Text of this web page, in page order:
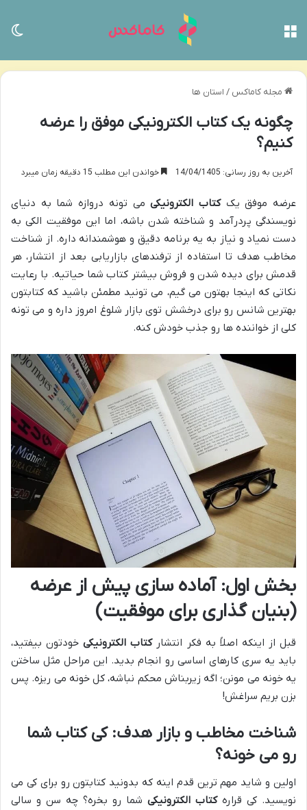
مجله کاماکس / استان ها
چگونه یک کتاب الکترونیکی موفق را عرضه
کنیم؟
آخرین به روز رسانی: 14/04/1405 خواندن این مطلب 15 دقیقه زمان میبرد
عرضه موفق یککتاب الکترونیکیمی تونه دروازه شما به دنیای
نویسندگی پردرآمد و شناخته شدن باشه، اما این موفقیت الکی به
دست نمیاد و نیاز به یه برنامه دقیق و هوشمندانه داره. از شناخت
مخاطب هدف تا استفاده از ترفندهای بازاریابی بعد از انتشار، هر
قدمش برای دیده شدن و فروش بیشتر کتاب شما حیاتیه. با رعایت
نکاتی که اینجا بهتون می گیم، می تونید مطمئن باشید که کتابتون
بهترین شانس رو برای درخشش توی بازار شلوغ امروز داره و می تونه
کلی از خواننده ها رو جذب خودش کنه.
بخش اول: آماده سازی پیش از عرضه
(بنیان گذاری برای موفقیت)
قبل از اینکه اصلاً به فکر انتشارکتاب الکترونیکیخودتون بیفتید،
باید یه سری کارهای اساسی رو انجام بدید. این مراحل مثل ساختن
یه خونه می مونن؛ اگه زیربناش محکم نباشه، کل خونه می ریزه. پس
بزن بریم سراغش!
شناخت مخاطب و بازار هدف: کی کتاب شما
رو می خونه؟
اولین و شاید مهم ترین قدم اینه که بدونید کتابتون رو برای کی می
نویسید. کی قرارهکتاب الکترونیکی شما رو بخره؟ چه سن و سالی